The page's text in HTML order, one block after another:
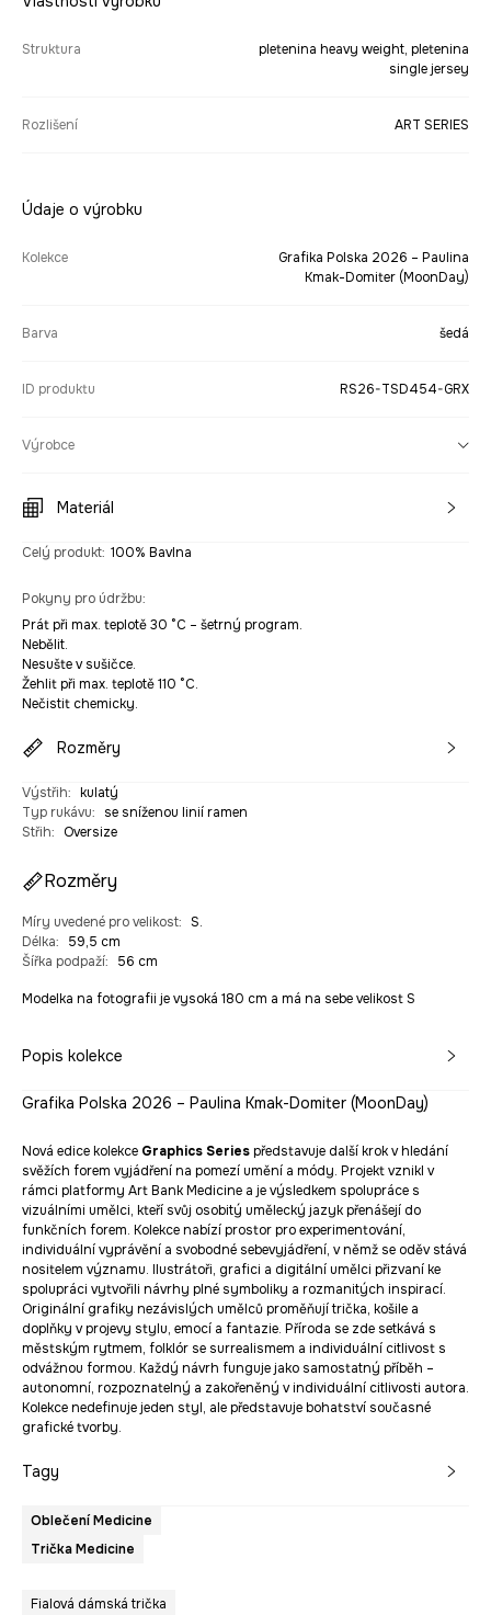
Struktura
pletenina heavy weight, pletenina
single jersey
Rozlišení ART SERIES
Údaje o výrobku
Kolekce
Grafika Polska 2026 – Paulina
Kmak-Domiter (MoonDay)
Barva šedá
ID produktu RS26-TSD454-GRX
Výrobce
Materiál
Celý produkt: 100% Bavlna
Pokyny pro údržbu:
Prát při max. teplotě 30 °C – šetrný program.
Nebělit.
Nesušte v sušičce.
Žehlit při max. teplotě 110 °C.
Nečistit chemicky.
Rozměry
Výstřih: kulatý
Typ rukávu:
se sníženou linií ramen
Střih: Oversize
Rozměry
Míry uvedené pro velikost: S.
Délka:
59,5 cm
Šířka podpaží: 56 cm
Modelka na fotografii je vysoká 180 cm a má na sebe velikost S
Popis kolekce
Grafika Polska 2026 – Paulina Kmak-Domiter (MoonDay)
Nová edice kolekce Graphics Seriespředstavuje další krok v hledání
svěžích forem vyjádření na pomezí umění a módy. Projekt vznikl v
rámci platformy Art Bank Medicine a je výsledkem spolupráce s
vizuálními umělci, kteří svůj osobitý umělecký jazyk přenášejí do
funkčních forem. Kolekce nabízí prostor pro experimentování,
individuální vyprávění a svobodné sebevyjádření, v němž se oděv stává
nositelem významu. Ilustrátoři, grafici a digitální umělci přizvaní ke
spolupráci vytvořili návrhy plné symboliky a rozmanitých inspirací.
Originální grafiky nezávislých umělců proměňují trička, košile a
doplňky v projevy stylu, emocí a fantazie. Příroda se zde setkává s
městským rytmem, folklór se surrealismem a individuální citlivost s
odvážnou formou. Každý návrh funguje jako samostatný příběh –
autonomní, rozpoznatelný a zakořeněný v individuální citlivosti autora.
Kolekce nedefinuje jeden styl, ale představuje bohatství současné
grafické tvorby.
Tagy
Oblečení Medicine
Trička Medicine
Fialová dámská trička